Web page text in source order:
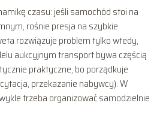
czasu: jeśli samochód stoi na
rośnie presja na szybkie
rozwiązuje problem tylko wtedy,
aukcyjnym transport bywa częścią
praktyczne, bo porządkuje
przekazanie nabywcy). W
trzeba organizować samodzielnie